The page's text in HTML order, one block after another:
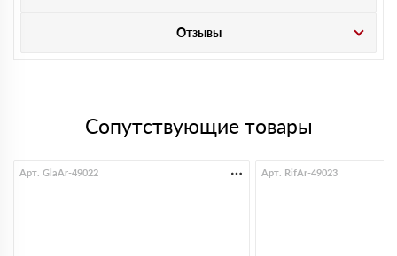
Отзывы
Сопутствующие товары
Арт. GlaAr-49022 Арт. RifAr-49023